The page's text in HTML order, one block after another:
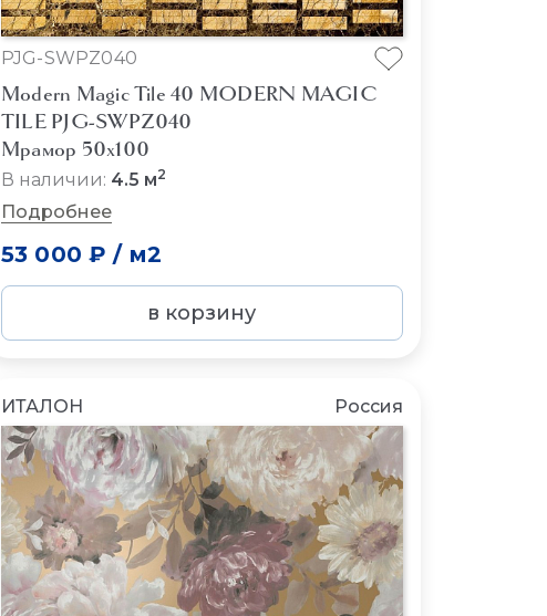
PJG-SWPZ040
Modern Magic Tile 40 MODERN MAGIC
TILE PJG-SWPZ040
Мрамор 50x100
В наличии: 4.5 м2
Подробнее
53 000 ₽ / м2
в корзину
ИТАЛОН Россия